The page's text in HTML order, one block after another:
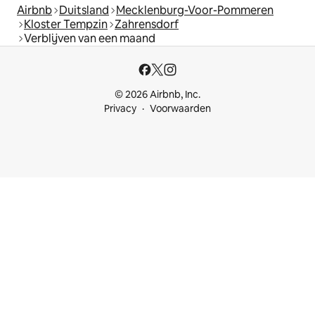
Airbnb Duitsland Mecklenburg-Voor-Pommeren
Kloster Tempzin Zahrensdorf
Verblijven van een maand
© 2026 Airbnb, Inc.
Privacy
Voorwaarden